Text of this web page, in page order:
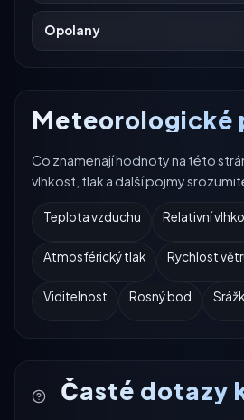
Opolany
Meteorologické
Co znamenají hodnoty na této
vlhkost, tlak a další pojmy
Teplota vzduchu Relativní
Atmosférický tlak Rychlost
Viditelnost Rosný bod
Časté dotazy